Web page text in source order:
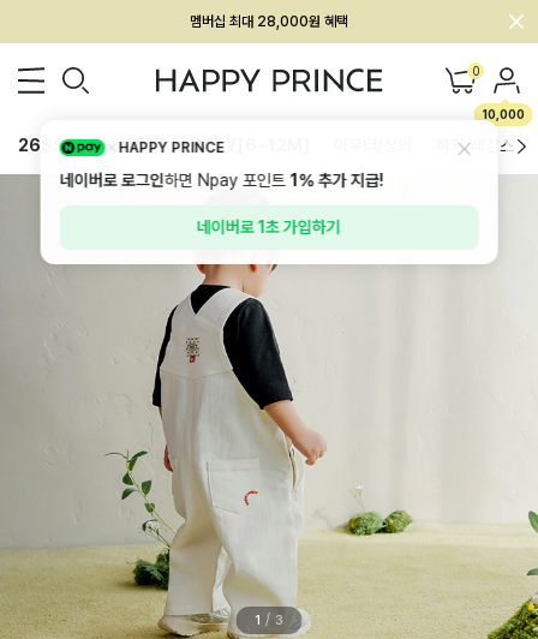
회원전용 아울렛, 가입하면 ~60% 할인!
멤버십 최대 28,000원 혜택 0
10,000
26SS 신상 BEST BABY[6~12M] 하의/레깅스
1 / 3
HAPPY PRINCE
네이버로 로그인하면 Npay 포인트1%추가 지급!
네이버로 1초 가입하기